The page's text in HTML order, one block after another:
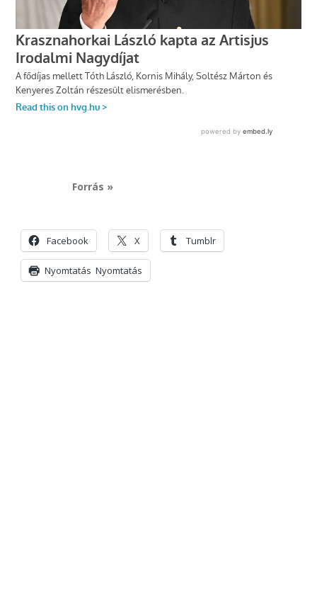
Forrás »
Facebook X Tumblr
Nyomtatás Nyomtatás